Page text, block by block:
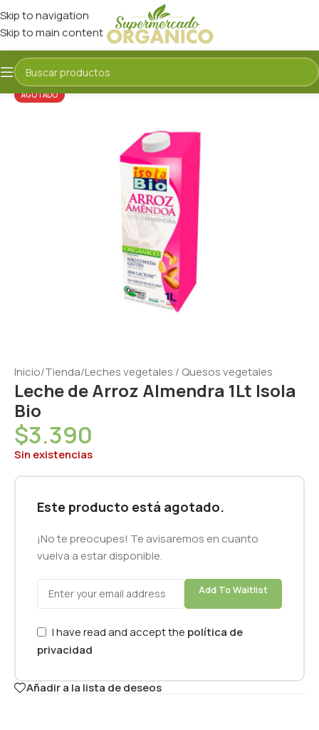
Skip to navigation
Skip to main content
AGOTADO
Inicio/Tienda/Leches vegetales / Quesos vegetales
Leche de Arroz Almendra 1Lt Isola
Bio
$3.390
Sin existencias
Este producto está agotado.
¡No te preocupes! Te avisaremos en cuanto
vuelva a estar disponible.
Add To Waitlist
I have read and accept the política de
privacidad
Añadir a la lista de deseos